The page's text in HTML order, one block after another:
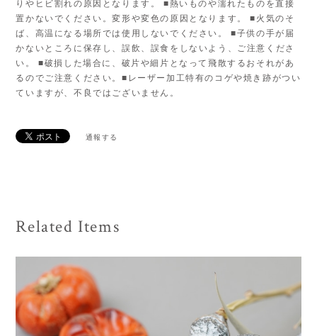
りやヒビ割れの原因となります。 ■熱いものや濡れたものを直接
置かないでください。変形や変色の原因となります。 ■火気のそ
ば、高温になる場所では使用しないでください。 ■子供の手が届
かないところに保存し、誤飲、誤食をしないよう、ご注意くださ
い。 ■破損した場合に、破片や細片となって飛散するおそれがあ
るのでご注意ください。■レーザー加工特有のコゲや焼き跡がつい
ていますが、不良ではございません。
通報する
Related Items